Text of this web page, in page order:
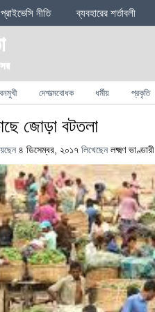
প্রাইভেসি নীতি ব্যবহারের শর্তাবলী
দেশাত্মবোধক ধর্মীয় প্রকৃতি
জোড়া বটতলা
৪ ডিসেম্বর, ২০১৭ লিখেছেন লক্ষ্মণ ভাণ্ডারী